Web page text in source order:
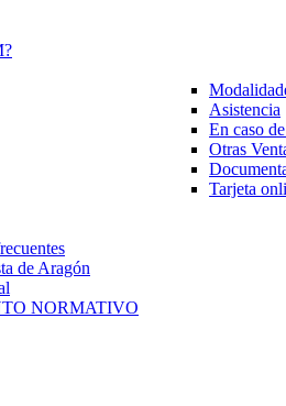
Asistencia
En caso
Otras
Tarjeta
de Aragón
NORMATIVO